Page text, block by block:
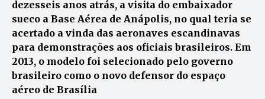
dezesseis anos atrás, a visita do embaixador
sueco a Base Aérea de Anápolis, no qual teria se
acertado a vinda das aeronaves escandinavas
para demonstrações aos oficiais brasileiros. Em
2013, o modelo foi selecionado pelo governo
brasileiro como o novo defensor do espaço
aéreo de Brasília